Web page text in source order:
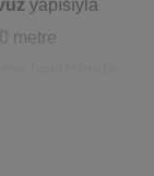
yapısıyla
metre